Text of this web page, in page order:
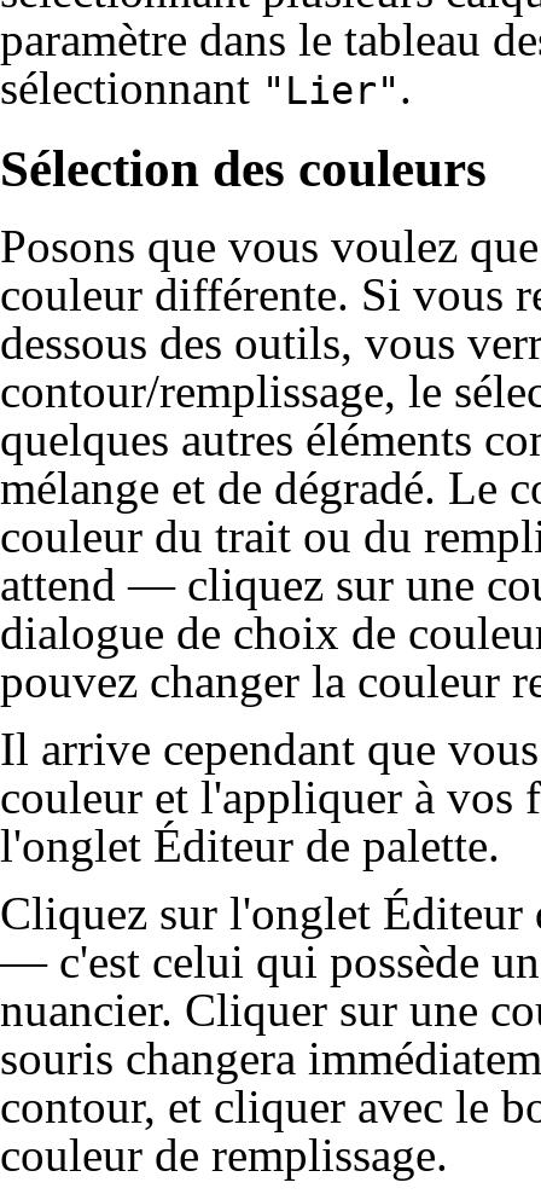
paramètre dans le tableau
sélectionnant "Lier".
Sélection des couleurs
Posons que vous voulez
couleur différente. Si vous
dessous des outils, vous
contour/remplissage, le
quelques autres éléments
mélange et de dégradé. Le
couleur du trait ou du
attend — cliquez sur une
dialogue de choix de
pouvez changer la couleur
Il arrive cependant que
couleur et l'appliquer à vos
l'onglet Éditeur de palette.
Cliquez sur l'onglet
— c'est celui qui possède
nuancier. Cliquer sur une
souris changera
contour, et cliquer avec le
couleur de remplissage.